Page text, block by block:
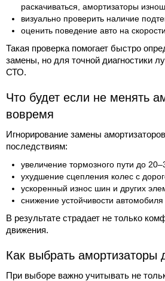
раскачиваться, амортизаторы
визуально проверить наличие
оценить поведение авто на
Такая проверка помогает быстро
замены, но для точной диагностики
СТО.
Что будет если не менять
вовремя
Игнорирование замены
последствиям:
увеличение тормозного пути до
ухудшение сцепления колес с
ускоренный износ шин и других
снижение устойчивости
В результате страдает не только
движения.
Как выбрать амортизаторы
При выборе важно учитывать не